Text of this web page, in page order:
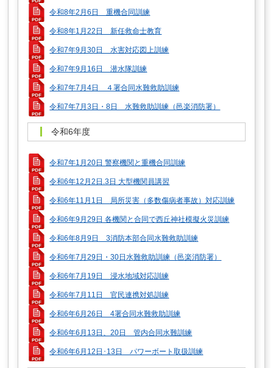
令和8年2月6日 重機合同訓練
令和8年1月22日 新任救命士教育
令和7年9月30日 水害対応図上訓練
令和7年9月16日 潜水隊訓練
令和7年7月4日 ４署合同水難救助訓練
令和7年7月3日・8日 水難救助訓練（邑楽消防署）
令和6年度
令和7年1月20日 警察機関と重機合同訓練
令和6年12月2日.3日 大型機関員講習
令和6年11月1日 局所災害（多数傷病者事故）対応訓練
令和6年9月29日 各機関と合同で西丘神社模擬火災訓練
令和6年8月9日 3消防本部合同水難救助訓練
令和6年7月29日・30日水難救助訓練（邑楽消防署）
令和6年7月19日 浸水地域対応訓練
令和6年7月11日 官民連携対処訓練
令和6年6月26日 4署合同水難救助訓練
令和6年6月13日、20日 管内合同水難訓練
令和6年6月12日･13日 パワーボート取扱訓練